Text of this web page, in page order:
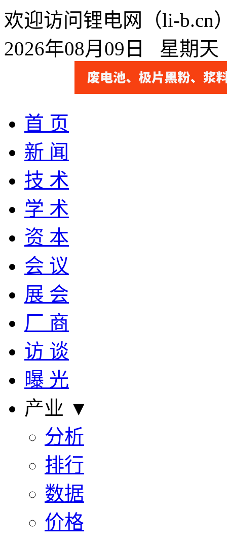
欢迎访问锂电网（li-b.cn
2026年08月09日 星期
首 页
新 闻
技 术
学 术
资 本
会 议
展 会
厂 商
访 谈
曝 光
产业 ▼
分析
排行
数据
价格